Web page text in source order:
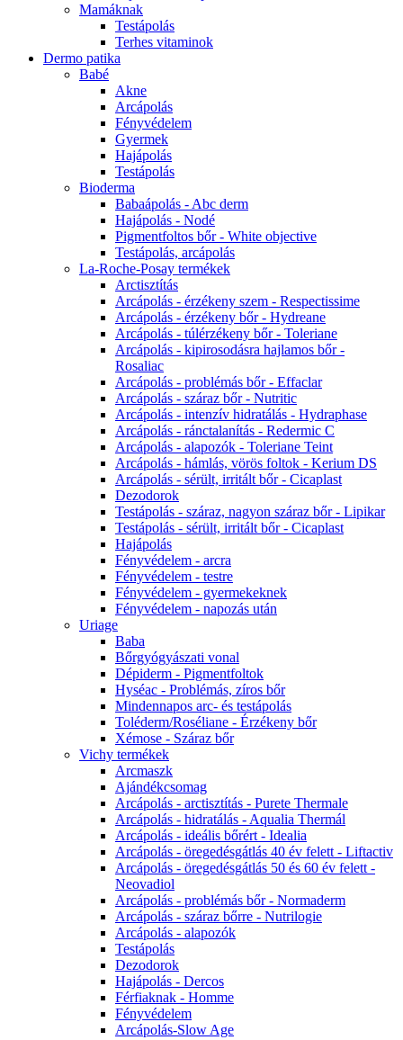
Mamáknak
Testápolás
Terhes vitaminok
Dermo patika
Babé
Akne
Arcápolás
Fényvédelem
Gyermek
Hajápolás
Testápolás
Bioderma
Babaápolás - Abc derm
Hajápolás - Nodé
Pigmentfoltos bőr - White objective
Testápolás, arcápolás
La-Roche-Posay termékek
Arctisztítás
Arcápolás - érzékeny szem - Respectissime
Arcápolás - érzékeny bőr - Hydreane
Arcápolás - túlérzékeny bőr - Toleriane
Arcápolás - kipirosodásra hajlamos bőr -
Rosaliac
Arcápolás - problémás bőr - Effaclar
Arcápolás - száraz bőr - Nutritic
Arcápolás - intenzív hidratálás - Hydraphase
Arcápolás - ránctalanítás - Redermic C
Arcápolás - alapozók - Toleriane Teint
Arcápolás - hámlás, vörös foltok - Kerium DS
Arcápolás - sérült, irritált bőr - Cicaplast
Dezodorok
Testápolás - száraz, nagyon száraz bőr - Lipikar
Testápolás - sérült, irritált bőr - Cicaplast
Hajápolás
Fényvédelem - arcra
Fényvédelem - testre
Fényvédelem - gyermekeknek
Fényvédelem - napozás után
Uriage
Baba
Bőrgyógyászati vonal
Dépiderm - Pigmentfoltok
Hyséac - Problémás, zíros bőr
Mindennapos arc- és testápolás
Toléderm/Roséliane - Érzékeny bőr
Xémose - Száraz bőr
Vichy termékek
Arcmaszk
Ajándékcsomag
Arcápolás - arctisztítás - Purete Thermale
Arcápolás - hidratálás - Aqualia Thermál
Arcápolás - ideális bőrért - Idealia
Arcápolás - öregedésgátlás 40 év felett - Liftactiv
Arcápolás - öregedésgátlás 50 és 60 év felett -
Neovadiol
Arcápolás - problémás bőr - Normaderm
Arcápolás - száraz bőrre - Nutrilogie
Arcápolás - alapozók
Testápolás
Dezodorok
Hajápolás - Dercos
Férfiaknak - Homme
Fényvédelem
Arcápolás-Slow Age